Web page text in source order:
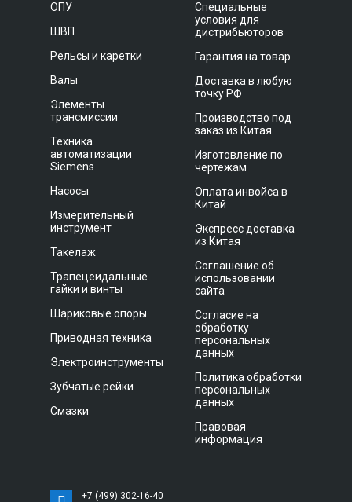
ОПУ
ШВП
Рельсы и каретки
Валы
Элементы
трансмиссии
Техника
автоматизации
Siemens
Насосы
Измерительный
инструмент
Такелаж
Трапецеидальные
гайки и винты
Шариковые опоры
Приводная техника
Электроинструменты
Зубчатые рейки
Смазки
Специальные
условия для
дистрибьюторов
Гарантия на товар
Доставка в любую
точку РФ
Производство под
заказ из Китая
Изготовление по
чертежам
Оплата инвойса в
Китай
Экспресс доставка
из Китая
Соглашение об
использовании
сайта
Согласие на
обработку
персональных
данных
Политика обработки
персональных
данных
Правовая
информация
+7 (499) 302-16-40